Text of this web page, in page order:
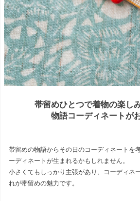
帯留めひとつで着物の楽し
物語コーディネートが
帯留めの物語からその日のコーディネートを
ーディネートが生まれるかもしれません。
小さくてもしっかり主張があり、コーディネ
れが帯留めの魅力です。